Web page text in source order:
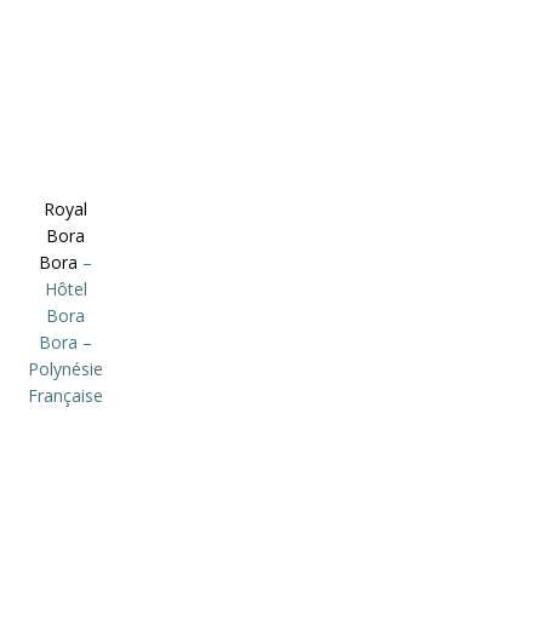
Royal
Bora
Bora –
Hôtel
Bora
Bora –
Polynésie
Française